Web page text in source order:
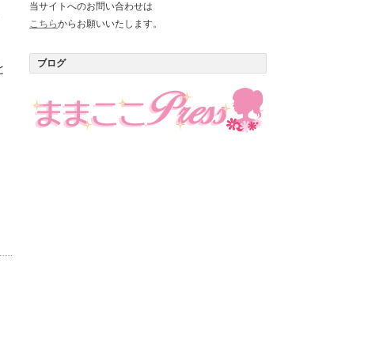
当サイトへのお問い合わせは
こちらからお願いいたします。
ブログ